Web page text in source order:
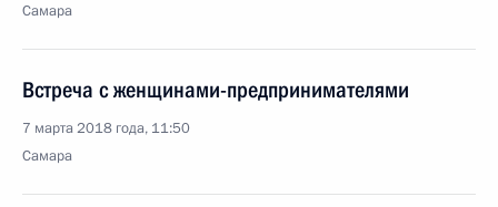
Самара
Встреча с женщинами-предпринимателями
7 марта 2018 года, 11:50
Самара